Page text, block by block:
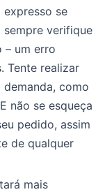
se
sempre verifique
– um erro
Tente realizar
como
não se esqueça
pedido, assim
de qualquer
mais